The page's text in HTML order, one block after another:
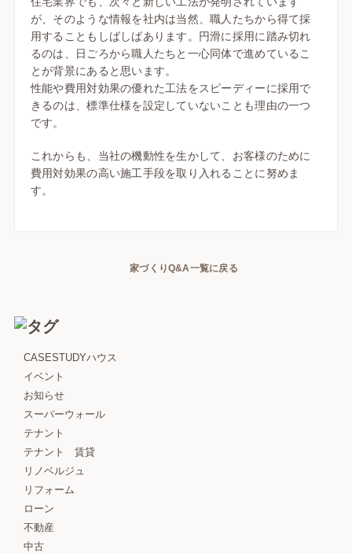
が、そのような情報を社内は当然、職人たちから得て採
用することもしばしばあります。円滑に採用に踏み切れ
るのは、日ごろから職人たちと一心同体で進めているこ
とが背景にあると思います。
性能や費用対効果の優れた工法をスピーディーに採用で
きるのは、標準仕様を設定していないことも理由の一つ
です。
これからも、当社の機動性を生かして、お客様のために
費用対効果の高い施工手段を取り入れることに努めま
す。
家づくりQ&A一覧に戻る
CASESTUDYハウス
イベント
お知らせ
スーパーウォール
テナント
テナント 賃貸
リノベルジュ
リフォーム
ローン
不動産
中古